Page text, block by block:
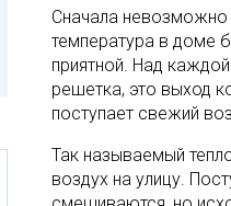
Сначала невозможно
температура в доме
приятной. Над
решетка, это выход
поступает свежий
Так называемый
воздух на улицу.